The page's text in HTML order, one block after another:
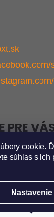
cookie.
súhlas s ich
Nastavenie
P
I
S
PRE
Vytvoril